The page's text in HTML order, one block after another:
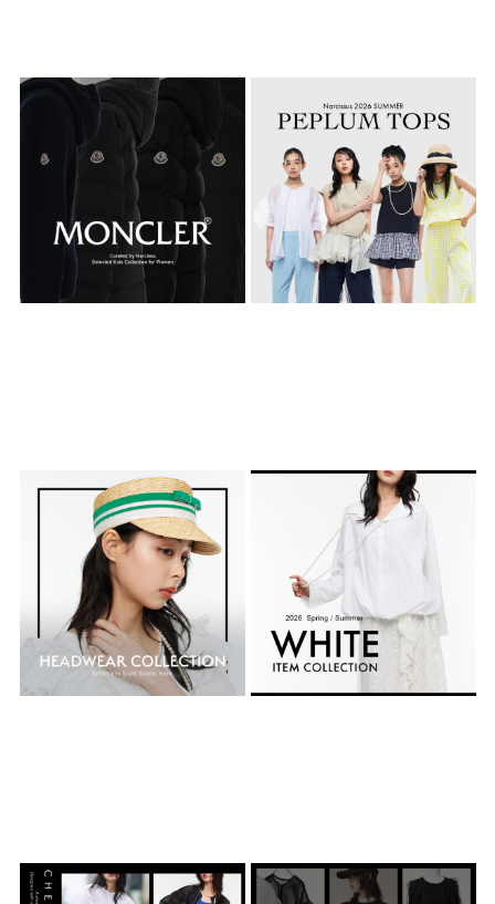
MONCLER OUTER（モンクレー
2026.08.06
TOPICS
26SS / ペプラムトップス
TOPICS
夏のスタイリングを完成させる、今
シーズン注目の帽子
2026.05.14
WHITE ITEM COLLECTION
CHECK VOLUME BLOUSE THE BLACK EDIT